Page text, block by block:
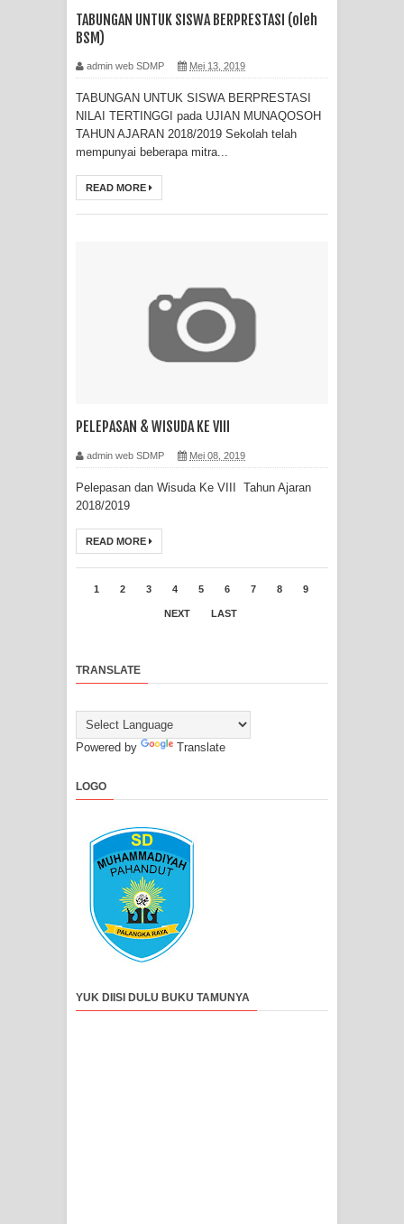
TABUNGAN UNTUK SISWA BERPRESTASI (oleh
BSM)
admin web SDMP Mei 13, 2019
TABUNGAN UNTUK SISWA BERPRESTASI
NILAI TERTINGGI pada UJIAN MUNAQOSOH
TAHUN AJARAN 2018/2019 Sekolah telah
mempunyai beberapa mitra...
READ MORE
PELEPASAN & WISUDA KE VIII
admin web SDMP Mei 08, 2019
Pelepasan dan Wisuda Ke VIII Tahun Ajaran
2018/2019
READ MORE
1 2 3 4 5 6 7 8 9
NEXT LAST
TRANSLATE
Powered by Translate
LOGO
YUK DIISI DULU BUKU TAMUNYA